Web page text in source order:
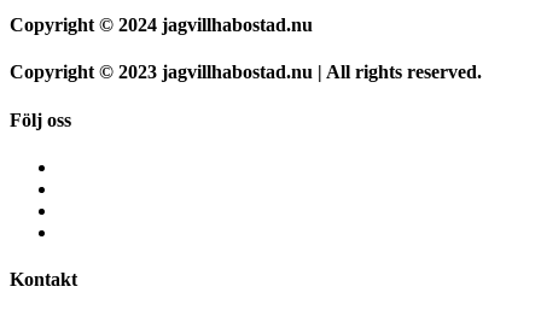
Copyright © 2024 jagvillhabostad.nu
Copyright © 2023 jagvillhabostad.nu | All rights reserved.
Följ oss
Kontakt